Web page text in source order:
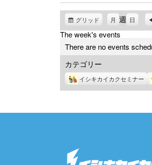
グリッド 月 週 日
The week's events
There are no events
カテゴリー
イシキカイカクセミナー